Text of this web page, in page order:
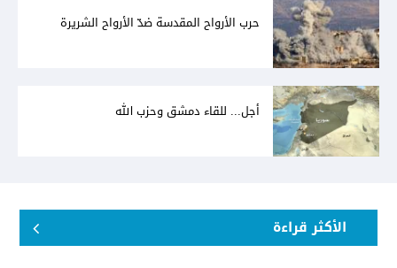
حرب الأرواح المقدسة ضدّ الأرواح الشريرة
أجل... للقاء دمشق وحزب الله
الأكثر قراءة